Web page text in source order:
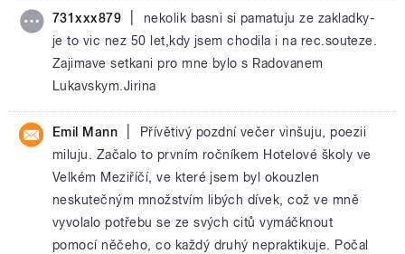
731xxx879
nekolik basni si pamatuju ze zakladky-
je to vic nez 50 let,kdy jsem chodila i na rec.souteze.
Zajimave setkani pro mne bylo s Radovanem
Lukavskym.Jirina
Emil Mann
Přívětivý pozdní večer vinšuju, poezii
miluju. Začalo to prvním ročníkem Hotelové školy ve
Velkém Meziříčí, ve které jsem byl okouzlen
neskutečným množstvím libých dívek, což ve mně
vyvolalo potřebu se ze svých citů vymáčknout
pomocí něčeho, co každý druhý nepraktikuje. Počal